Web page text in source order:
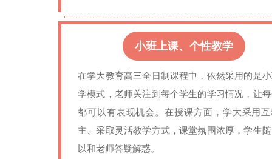
小班上课、个性教学
在学大教育高三全日制课程中，依然采用的是
学模式，老师关注到每个学生的学习情况，让
都可以有表现机会。在授课方面，学大采用
主、采取灵活教学方式，课堂氛围浓厚，学生
以和老师答疑解惑。